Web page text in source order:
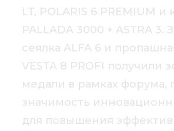
LT, POLARIS 6 PREMIUM и
PALLADA 3000 + ASTRA 3.
сеялка ALFA 6 и
VESTA 8 PROFI получили
медали в рамках форума,
значимость
для повышения